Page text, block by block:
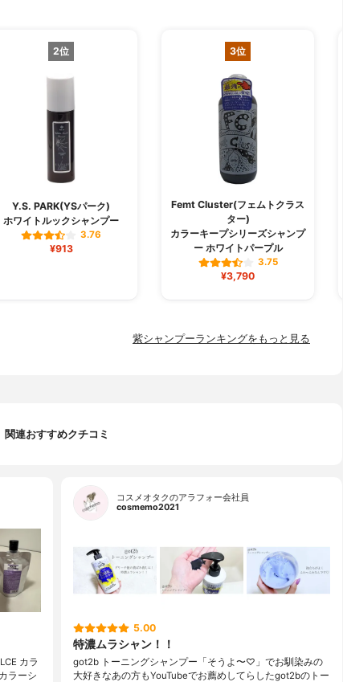
2位
Y.S. PARK(YSパーク)
ホワイトルックシャンプー
3.76
¥913
3位
Femt Cluster(フェムトクラス
ター)
カラーキープシリーズシャンプ
ー ホワイトパープル
3.75
¥3,790
紫シャンプーランキングをもっと見る
関連おすすめクチコミ
カラ
ラーシ
コスメオタクのアラフォー会社員
cosmemo2021
5.00
特濃ムラシャン！！
got2b トーニングシャンプー「そうよ〜♡」でお馴染みの
大好きなあの方もYouTubeでお薦めしてらしたgot2bのトー